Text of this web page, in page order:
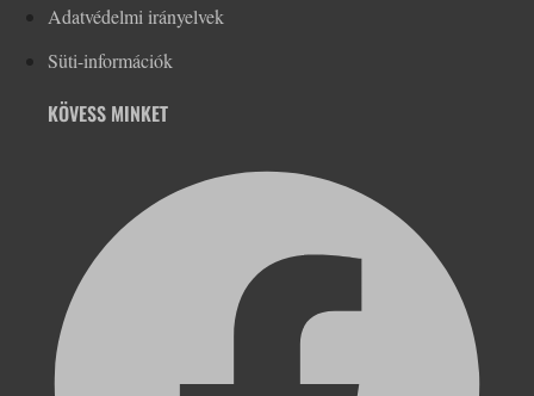
Adatvédelmi irányelvek
Süti-információk
KÖVESS MINKET